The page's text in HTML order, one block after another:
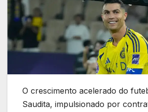
O crescimento acelerado do
Saudita, impulsionado por